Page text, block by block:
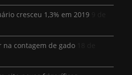
cresceu 1,3% em 2019
contagem de gado